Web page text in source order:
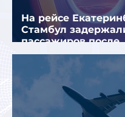
На рейсе
Стамбул
пассажиров после
предполагаемой